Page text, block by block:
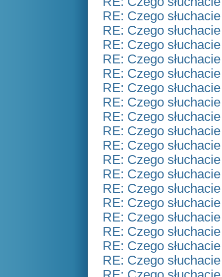
RE: Czego
RE: Czego
RE: Czego
RE: Czego
RE: Czego
RE: Czego
RE: Czego
RE: Czego
RE: Czego
RE: Czego
RE: Czego
RE: Czego
RE: Czego
RE: Czego
RE: Czego
RE: Czego
RE: Czego
RE: Czego